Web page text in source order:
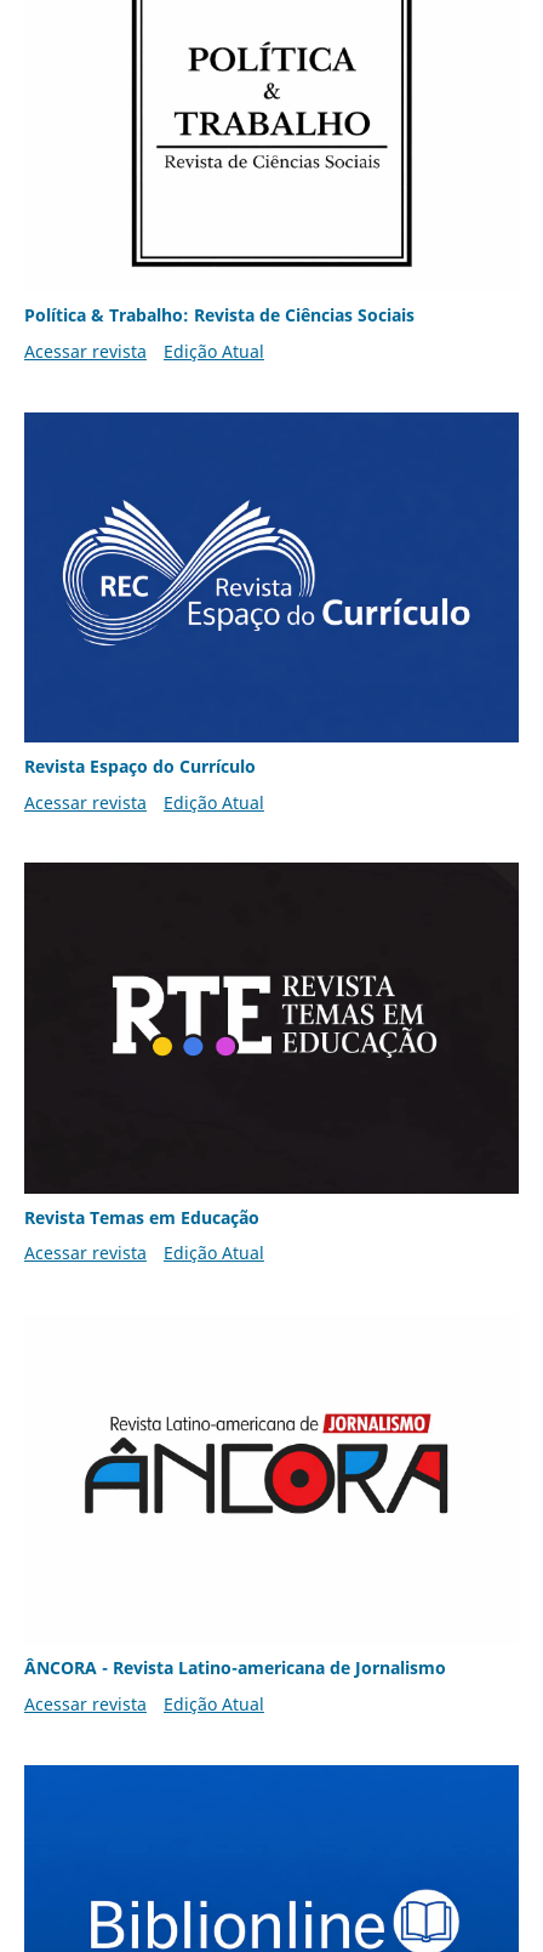
Política & Trabalho: Revista de Ciências Sociais
Acessar revista
Edição Atual
Revista Espaço do Currículo
Acessar revista
Edição Atual
Revista Temas em Educação
Acessar revista
Edição Atual
ÂNCORA - Revista Latino-americana de Jornalismo
Acessar revista
Edição Atual